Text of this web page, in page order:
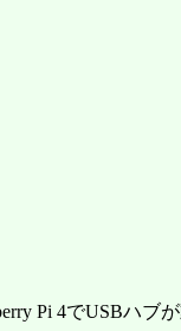
Pi 4でUSBハブ